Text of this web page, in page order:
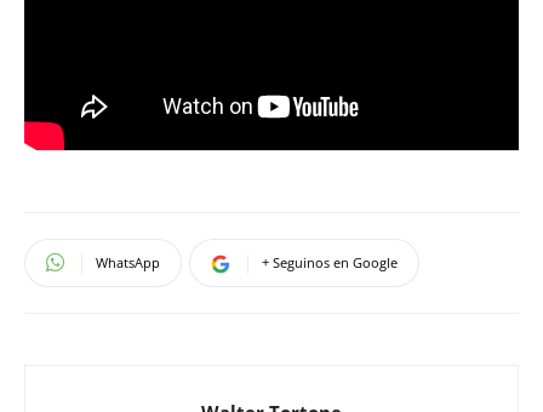
WhatsApp + Seguinos en Google